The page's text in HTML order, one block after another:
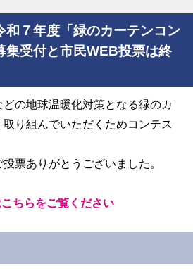
和７年度「緑のカーテンコン
集受付と市民WEB投票は終
の地球温暖化対策となる緑のカ
り組んでいただくためコンテス
票ありがとうございました。
ちらをご覧ください